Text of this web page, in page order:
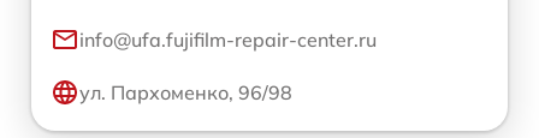
info@ufa.fujifilm-repair-center.ru
ул. Пархоменко, 96/98